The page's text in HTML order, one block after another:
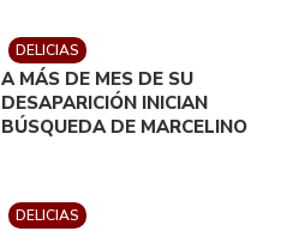
DELICIAS
A MÁS DE MES DE SU
DESAPARICIÓN INICIAN
BÚSQUEDA DE MARCELINO
DELICIAS